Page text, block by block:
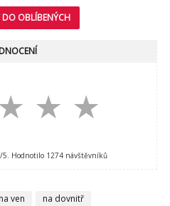
DO OBLÍBENÝCH
★
★
/5. Hodnotilo 1274návštěvníků
na ven
na dovnitř